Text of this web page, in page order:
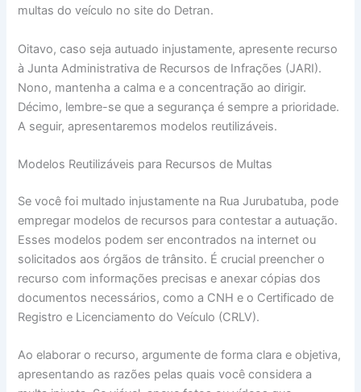
multas do veículo no site do Detran.
Oitavo, caso seja autuado injustamente, apresente recurso
à Junta Administrativa de Recursos de Infrações (JARI).
Nono, mantenha a calma e a concentração ao dirigir.
Décimo, lembre-se que a segurança é sempre a prioridade.
A seguir, apresentaremos modelos reutilizáveis.
Modelos Reutilizáveis para Recursos de Multas
Se você foi multado injustamente na Rua Jurubatuba, pode
empregar modelos de recursos para contestar a autuação.
Esses modelos podem ser encontrados na internet ou
solicitados aos órgãos de trânsito. É crucial preencher o
recurso com informações precisas e anexar cópias dos
documentos necessários, como a CNH e o Certificado de
Registro e Licenciamento do Veículo (CRLV).
Ao elaborar o recurso, argumente de forma clara e objetiva,
apresentando as razões pelas quais você considera a